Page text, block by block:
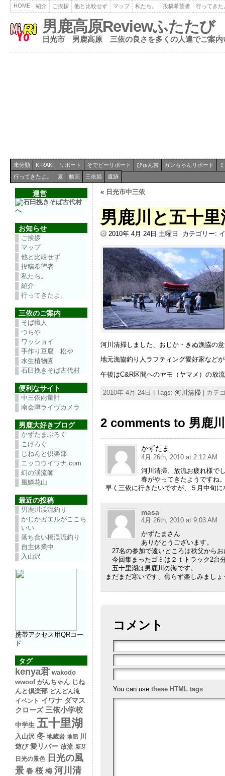
HOME 紹介 ご挨拶 他と比較せず マップ 私たち。 投稿希望者 行ってきた
男鹿高原Reviewふたたび
日光市 男鹿高原 三依の良さを多くの人達でご案
未分類 K-RAKI リポート そでピーリポート ぴゅん吉 ガンちゃんリポート
行ってきたよ。
夏 動画 三依姫 遺跡
運営
お知らせ
ご挨拶
マップ
他と比較せず
投稿希望者
私たち。
紹介
行ってきたよ。
三依のご案内
そば職人
つちや
ワッショイ
手作り豆腐 松や
水生植物園
石臼挽きそば古代村
便利なサイト
中三依雨量計
南会津ライヴカメラ
男鹿大好きブログ
かずたまぶろぐ
こげろぐ
じねんと倶楽部
ニッコウイワナ.com
幻の渓流師
風鱗花山
最近の投稿
男鹿川渓流釣り
かじかガエルがここち
いい
落ち合い橋渓流釣り
自主休業中
入山沢
携帯アクセス用QRコー
ド
タグ
kenya君 wakodo
wwoof がんちゃん じね
んと倶楽部 どんどん滝
イベント イワナ ダマス
クローズ 三依小学校
中学生 五十里湖
入山沢 冬 地蔵岩 堆肥 川
遊び 愛リバー 放流 新芽
日光の景色
日光の風
景 春 桜 梅 河川清
« 日光市中三依
男鹿川と五十里
2010年 4月 24日 土曜日 カテゴリー:
河川清掃しました、おじか・きぬ漁協の
地元漁協釣り人ラフティング愛好家など
午後はC&R区間へのヤモ（ヤマメ）の放
2010年 4月 24日 | Tags: 河川清掃 | カテ
2 comments to 男鹿
かずたま
4月 26th, 2010 at 2:12 AM
河川清掃、放流お疲れ様で
春がやってきたようですね
早く三依に行きたいですが、５月中旬に
masa
4月 26th, 2010 at 9:03 AM
かずたまさん
ありがとうございます。
27名の参加で遠いところは秩父から
今回集まったゴミは２ｔトラック2台
五十里湖は男鹿川の海です。
まだまだ寒いです、焦らず楽しみましょ
コメント
You can use these HTML tags